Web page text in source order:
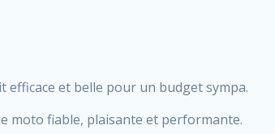
et belle pour un budget sympa.
moto fiable, plaisante et performante.